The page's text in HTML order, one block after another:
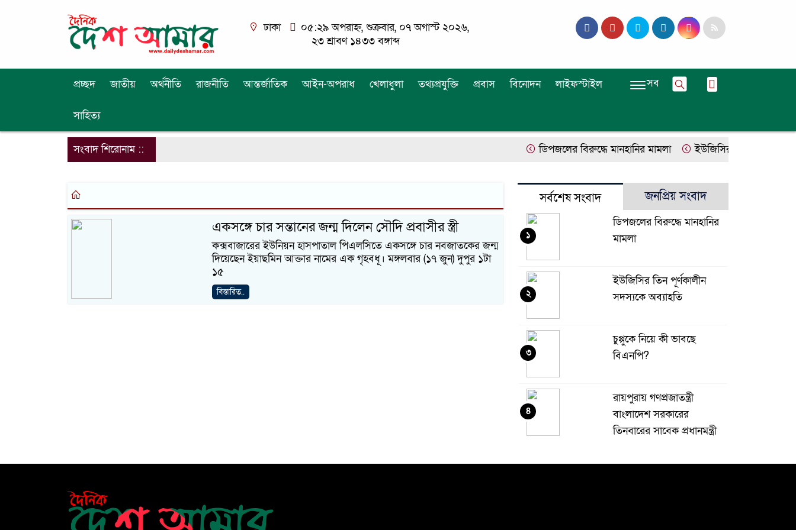
ঢাকা
০৫:২৯ অপরাহ্ন, শুক্রবার, ০৭ অগাস্ট ২০২৬,
২৩ শ্রাবণ ১৪৩৩ বঙ্গাব্দ
প্রচ্ছদ জাতীয় অর্থনীতি রাজনীতি আন্তর্জাতিক আইন-অপরাধ খেলাধুলা তথ্যপ্রযুক্তি প্রবাস বিনোদন লাইফস্টাইল
সাহিত্য
সব
সংবাদ শিরোনাম :: ডিপজলের বিরুদ্ধে মানহানির মামলা ইউজিসির তিন পূর্ণকালীন
একসঙ্গে চার সন্তানের জন্ম দিলেন সৌদি প্রবাসীর স্ত্রী
কক্সবাজারের ইউনিয়ন হাসপাতাল পিএলসিতে একসঙ্গে চার নবজাতকের জন্ম
দিয়েছেন ইয়াছমিন আক্তার নামের এক গৃহবধূ। মঙ্গলবার (১৭ জুন) দুপুর ১টা
১৫
বিস্তারিত..
সর্বশেষ সংবাদ জনপ্রিয় সংবাদ
ডিপজলের বিরুদ্ধে মানহানির
মামলা
১
ইউজিসির তিন পূর্ণকালীন
সদস্যকে অব্যাহতি
২
চুপ্পুকে নিয়ে কী ভাবছে
বিএনপি?
৩
রায়পুরায় গণপ্রজাতন্ত্রী
বাংলাদেশ সরকারের
তিনবারের সাবেক প্রধানমন্ত্রী
চেয়ারপারসন বেগম খালেদা জিয়ার রুহের মাগফেরাত
৪